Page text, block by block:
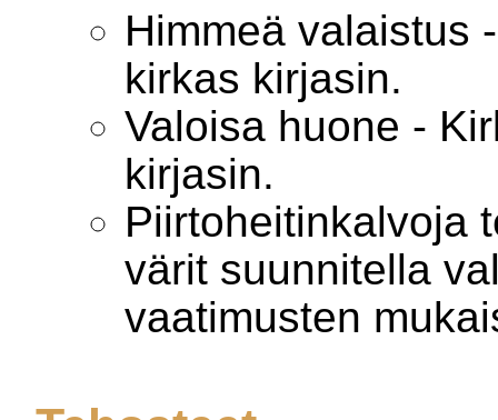
Himmeä valaistus
kirkas kirjasin.
Valoisa huone -
kirjasin.
Piirtoheitinkalvoja
värit suunnitella
vaatimusten